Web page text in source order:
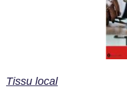
Tissu local